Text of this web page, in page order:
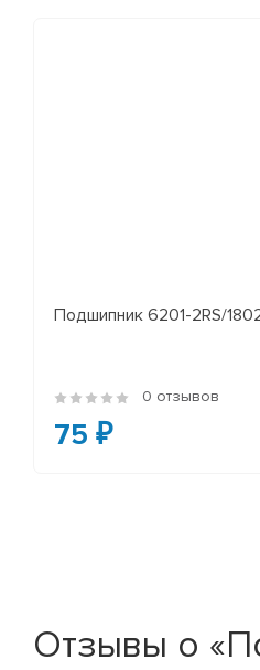
Подшипник 6201-2RS/
0 отзывов
75 ₽
Отзывы о